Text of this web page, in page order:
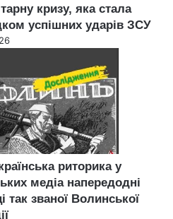
кризу, яка стала
успішних ударів ЗСУ
риторика у
медіа напередодні
так званої Волинської